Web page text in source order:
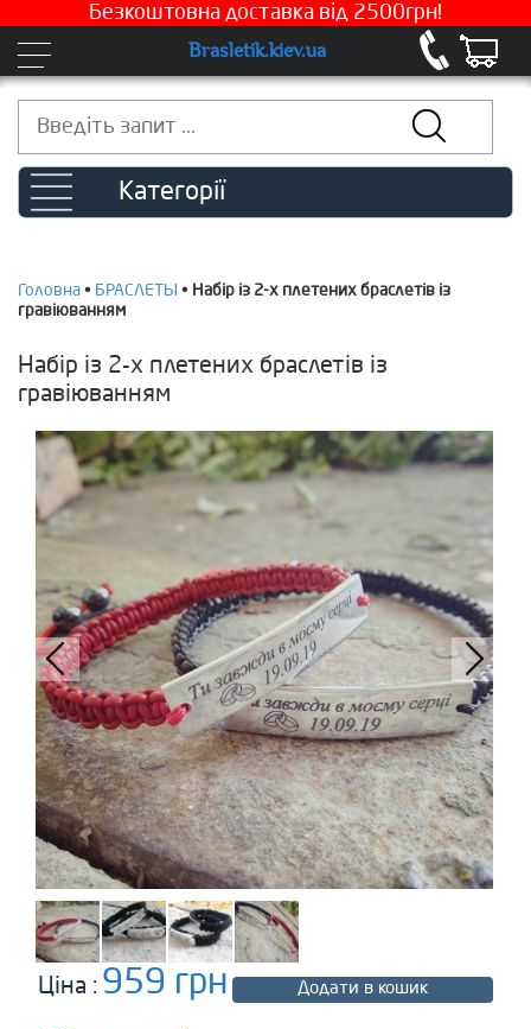
Безкоштовна доставка від 2500грн!
Brasletik.kiev.ua
Категорії
Головна • БРАСЛЕТЫ • Набір із 2-х плетених браслетів із
гравіюванням
Набір із 2-х плетених браслетів із
гравіюванням
Ціна : 959 грн Додати в кошик